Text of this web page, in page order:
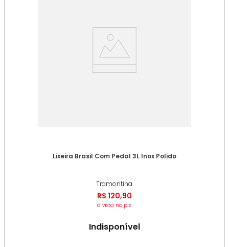
Lixeira Brasil Com Pedal 3L Inox Polido
Tramontina
R$ 120,90
à vista no pix
Indisponível